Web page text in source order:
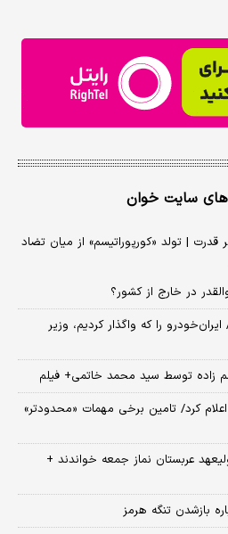
سایت خوان
قدرت | تولد «کورپوراتیسم» از میان تضاد
در خارج از کشور؟
را که واگذار کردیم، وزیر
زاده توسط سید محمد خاتمی+ فیلم
کرد/ تامین برخی مهمات «محدودتر»
عربستان نماز جمعه خواندند +
بازشدن تنگه هرمز